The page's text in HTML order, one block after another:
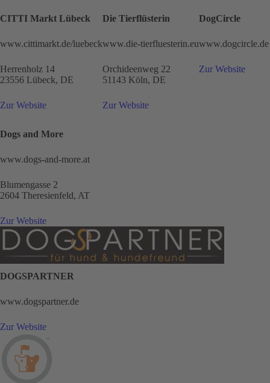
CITTI Markt Lübeck
www.cittimarkt.de/luebeck
Herrenholz 14
23556 Lübeck, DE
Zur Website
Die Tierflüsterin
www.die-tierfluesterin.eu
Orchideenweg 22
51143 Köln, DE
Zur Website
DogCircle
www.dogcircle.de
Zur Website
Dogs and More
www.dogs-and-more.at
Blumengasse 2
2604 Theresienfeld, AT
Zur Website
DOGSPARTNER
www.dogspartner.de
Zur Website